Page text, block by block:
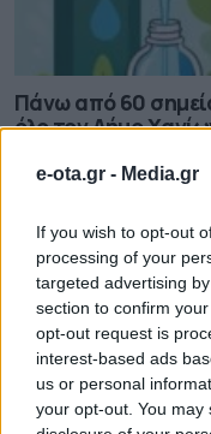
e-ota.gr - Media.gr
If you wish to opt-out
processing of your
targeted advertising
section to confirm
opt-out request is
interest-based ads
us or personal
your opt-out. You
Πάνω από 60
όλο τον Δήμο